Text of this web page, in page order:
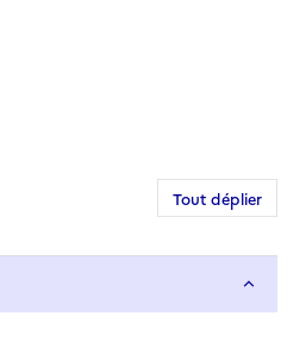
Tout déplier